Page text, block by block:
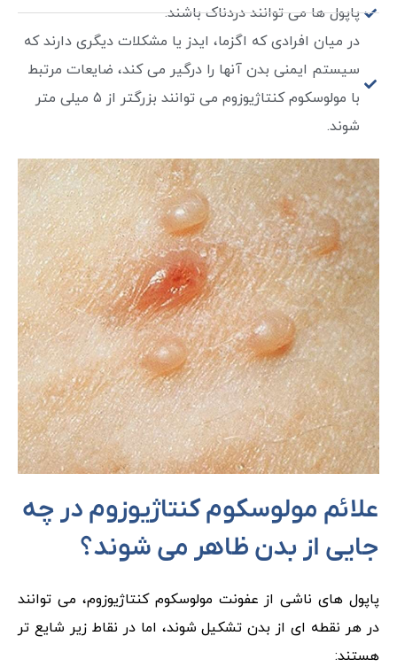
پاپول ها می توانند دردناک باشند.
در میان افرادی که اگزما، ایدز یا مشکلات دیگری دارند که
سیستم ایمنی بدن آنها را درگیر می کند، ضایعات مرتبط
با مولوسکوم کنتاژیوزوم می توانند بزرگتر از ۵ میلی متر
شوند.
علائم مولوسکوم کنتاژیوزوم در چه
جایی از بدن ظاهر می شوند؟
پاپول های ناشی از عفونت مولوسکوم کنتاژیوزوم، می توانند
در هر نقطه ای از بدن تشکیل شوند، اما در نقاط زیر شایع تر
هستند: